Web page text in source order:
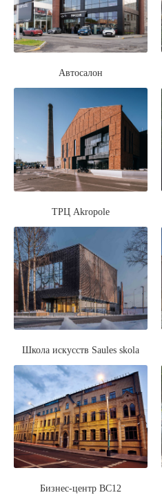
Автосалон
ТРЦ Akropole
Школа искусств Saules skola
Бизнес-центр BC12